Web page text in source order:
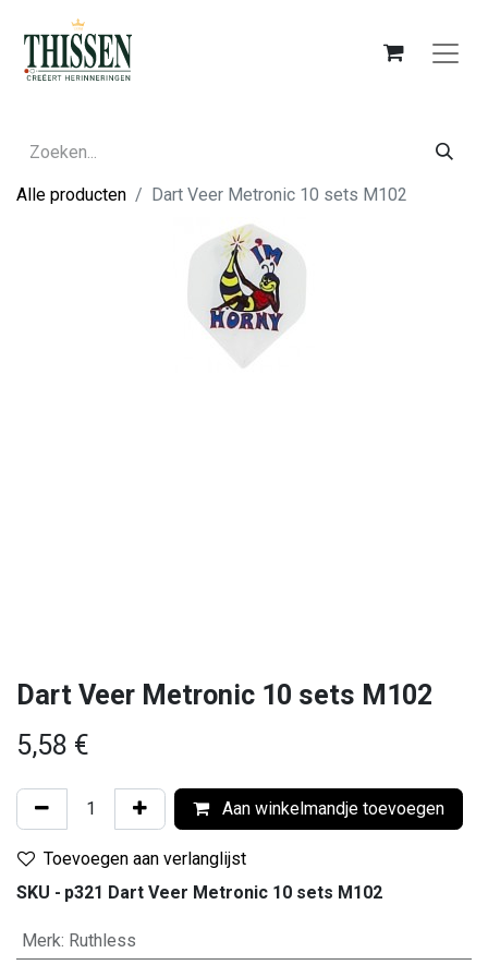
Alle producten Dart Veer Metronic 10 sets M102
Dart Veer Metronic 10 sets M102
5,58 €
Aan winkelmandje toevoegen
Toevoegen aan verlanglijst
SKU - p321 Dart Veer Metronic 10 sets M102
Merk: Ruthless